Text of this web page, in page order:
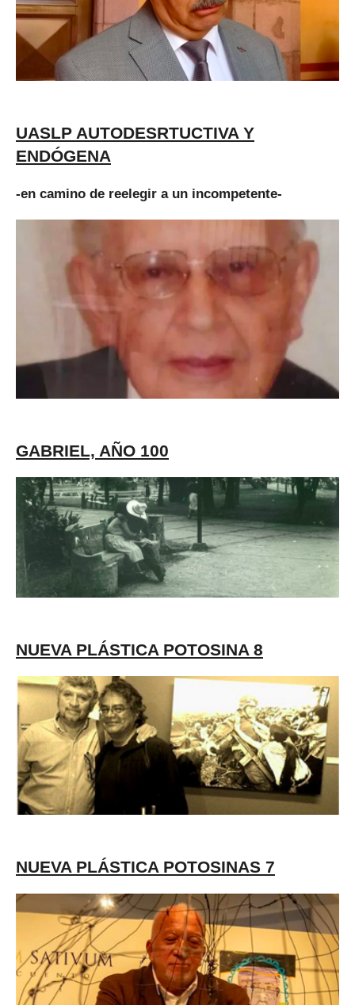
UASLP AUTODESRTUCTIVA Y
ENDÓGENA
-en camino de reelegir a un incompetente-
GABRIEL, AÑO 100
NUEVA PLÁSTICA POTOSINA 8
NUEVA PLÁSTICA POTOSINAS 7